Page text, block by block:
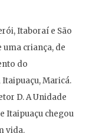
Itaboraí e São
criança, de
do
Itaipuaçu, Maricá.
D. A Unidade
Itaipuaçu chegou
vida.